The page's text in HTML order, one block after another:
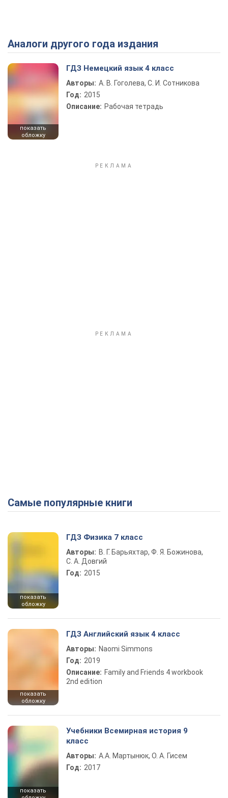
Play Video
Аналоги другого года издания
показать
обложку
ГДЗ Немецкий язык 4 класс
Авторы: А. В. Гоголева, С. И. Сотникова
Год: 2015
Описание: Рабочая тетрадь
Самые популярные книги
показать
обложку
ГДЗ Физика 7 класс
Авторы: В. Г. Барьяхтар, Ф. Я. Божинова,
С. А. Довгий
Год: 2015
показать
обложку
ГДЗ Английский язык 4 класс
Авторы: Naomi Simmons
Год: 2019
Описание: Family and Friends 4 workbook
2nd edition
показать
Учебники Всемирная история 9
класс
Авторы: А.А. Мартынюк, О. А. Гисем
Год: 2017